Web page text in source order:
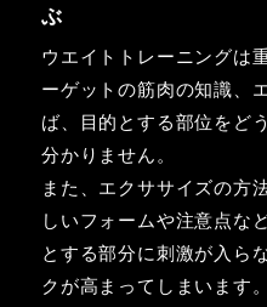
ぶ
ウエイトトレーニングは
ーゲットの筋肉の知識、
ば、目的とする部位をど
分かりません。
また、エクササイズの方
しいフォームや注意点な
とする部分に刺激が入ら
クが高まってしまいます。